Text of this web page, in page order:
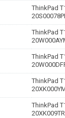
ThinkPad
ThinkPad
ThinkPad
ThinkPad
ThinkPad